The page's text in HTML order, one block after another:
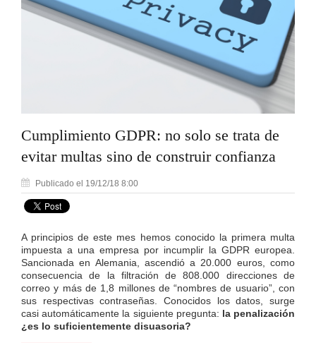
Cumplimiento GDPR: no solo se trata de
evitar multas sino de construir confianza
Publicado el 19/12/18 8:00
A principios de este mes hemos conocido la primera multa
impuesta a una empresa por incumplir la GDPR europea.
Sancionada en Alemania, ascendió a 20.000 euros, como
consecuencia de la filtración de 808.000 direcciones de
correo y más de 1,8 millones de “nombres de usuario”, con
sus respectivas contraseñas. Conocidos los datos, surge
casi automáticamente la siguiente pregunta: la penalización
¿es lo suficientemente disuasoria?